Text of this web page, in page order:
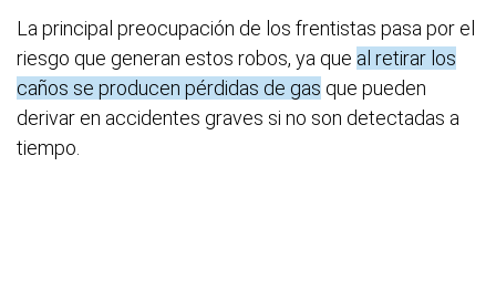
La principal preocupación de los frentistas pasa por el
riesgo que generan estos robos, ya que al retirar los
caños se producen pérdidas de gas que pueden
derivar en accidentes graves si no son detectadas a
tiempo.